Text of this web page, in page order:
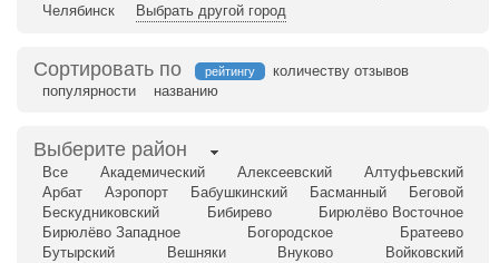
Челябинск
Выбрать другой город
Сортировать по рейтингу
количеству отзывов
популярности
названию
Выберите район
Все Академический Алексеевский
Алтуфьевский
Арбат
Аэропорт Бабушкинский Басманный
Беговой
Бескудниковский
Бибирево
Бирюлёво Восточное
Бирюлёво Западное
Богородское
Братеево
Бутырский
Вешняки Внуково
Войковский